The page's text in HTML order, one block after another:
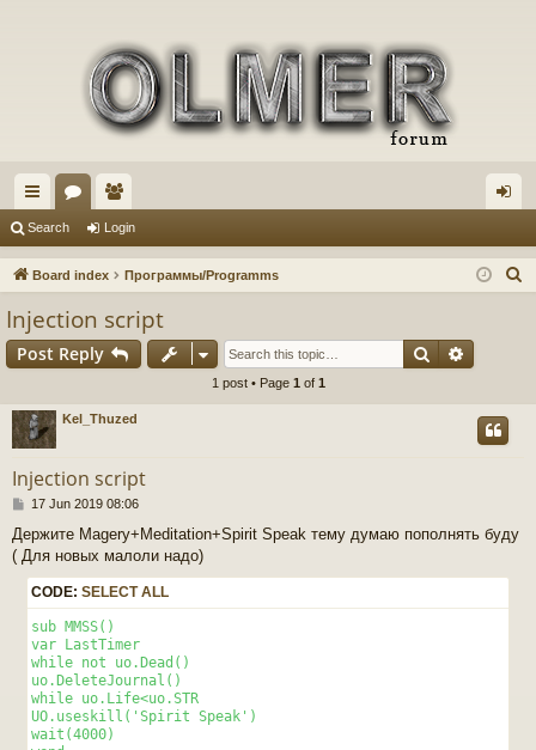
ui
ck
ks
or
u
e
m in
Search Login
Board index Программы/Programms
Injection script
Post Reply Search
1 post • Page 1 of 1
Kel_Thuzed
Injection script
P
s
t
17 Jun 2019 08:06
Держите Magery+Meditation+Spirit Speak тему думаю пополнять буду
( Для новых малоли надо)
CODE: SELECT ALL
sub MMSS()
var LastTimer
while not uo.Dead()
uo.DeleteJournal()
while uo.Life<uo.STR
UO.useskill('Spirit Speak')
wait(4000)